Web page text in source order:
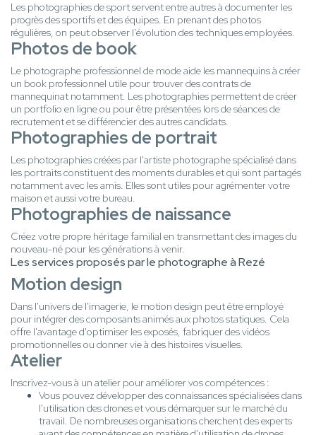
Les photographies de sport servent entre autres à documenter les
progrès des sportifs et des équipes. En prenant des photos
régulières, on peut observer l'évolution des techniques employées.
Photos de book
Le photographe professionnel de mode aide les mannequins à créer
un book professionnel utile pour trouver des contrats de
mannequinat notamment. Les photographies permettent de créer
un portfolio en ligne ou pour être présentées lors de séances de
recrutement et se différencier des autres candidats.
Photographies de portrait
Les photographies créées par l'artiste photographe spécialisé dans
les portraits constituent des moments durables et qui sont partagés
notamment avec les amis. Elles sont utiles pour agrémenter votre
maison et aussi votre bureau.
Photographies de naissance
Créez votre propre héritage familial en transmettant des images du
nouveau-né pour les générations à venir.
Les services proposés par le photographe à Rezé
Motion design
Dans l'univers de l'imagerie, le motion design peut être employé
pour intégrer des composants animés aux photos statiques. Cela
offre l'avantage d'optimiser les exposés, fabriquer des vidéos
promotionnelles ou donner vie à des histoires visuelles.
Atelier
Inscrivez-vous à un atelier pour améliorer vos compétences :
Vous pouvez développer des connaissances spécialisées dans
l'utilisation des drones et vous démarquer sur le marché du
travail. De nombreuses organisations cherchent des experts